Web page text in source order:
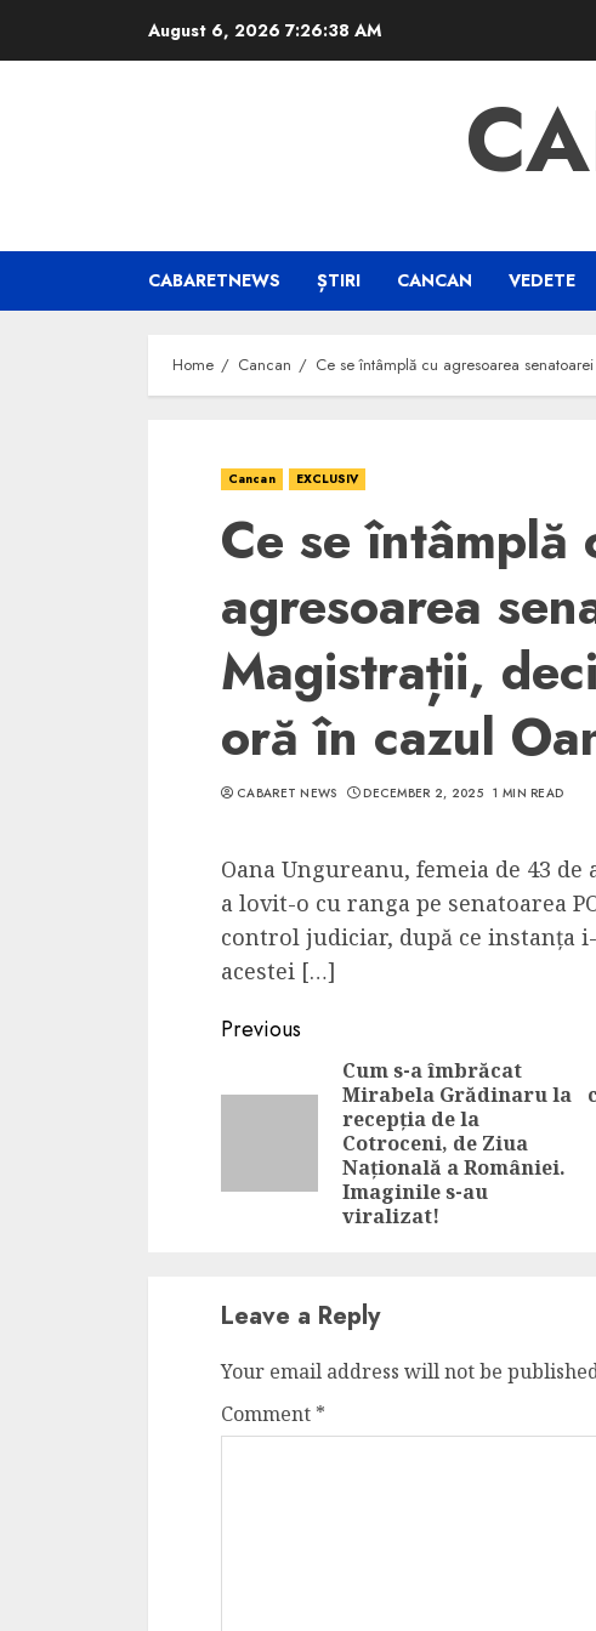
August 6, 2026 7:26:39 AM
CABARETNEWS ȘTIRI CANCAN VEDETE
Home Cancan Ce se întâmplă cu agresoarea
Cancan EXCLUSIV
Ce se întâmplă
agresoarea
Magistrații,
oră în cazul
CABARET NEWS DECEMBER 2, 2025 1 MIN READ
Oana Ungureanu, femeia de 43
a lovit-o cu ranga pe senatoarea
control judiciar, după ce instanța
acestei […]
Continue
Reading
Previous
Cum s-a îmbrăcat
Mirabela Grădinaru la
recepția de la
Cotroceni, de Ziua
Națională a României.
Imaginile s-au
viralizat!
Leave a Reply
Your email address will not be
Comment *